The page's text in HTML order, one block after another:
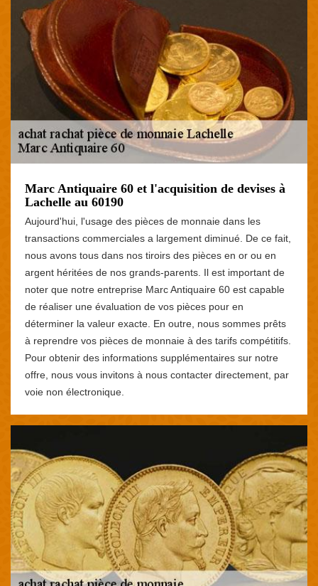
Marc Antiquaire 60 et l'acquisition de devises à
Lachelle au 60190
Aujourd'hui, l'usage des pièces de monnaie dans les
transactions commerciales a largement diminué. De ce fait,
nous avons tous dans nos tiroirs des pièces en or ou en
argent héritées de nos grands-parents. Il est important de
noter que notre entreprise Marc Antiquaire 60 est capable
de réaliser une évaluation de vos pièces pour en
déterminer la valeur exacte. En outre, nous sommes prêts
à reprendre vos pièces de monnaie à des tarifs compétitifs.
Pour obtenir des informations supplémentaires sur notre
offre, nous vous invitons à nous contacter directement, par
voie non électronique.